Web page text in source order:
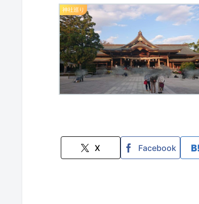
神社巡り
X Facebook